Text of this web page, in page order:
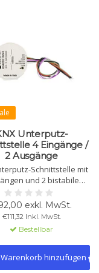
Unterputz-
4 Eingänge /
2 Ausgänge
Schnittstelle mit
und 2 bistabilen
für Schalten,
Szenen und
Unterstützt
Temperaturfühler,
BLE Beacon
und Data Secure.
exkl. MwSt.
€111,32 Inkl. MwSt.
Bestellbar
Warenkorb hinzufügen